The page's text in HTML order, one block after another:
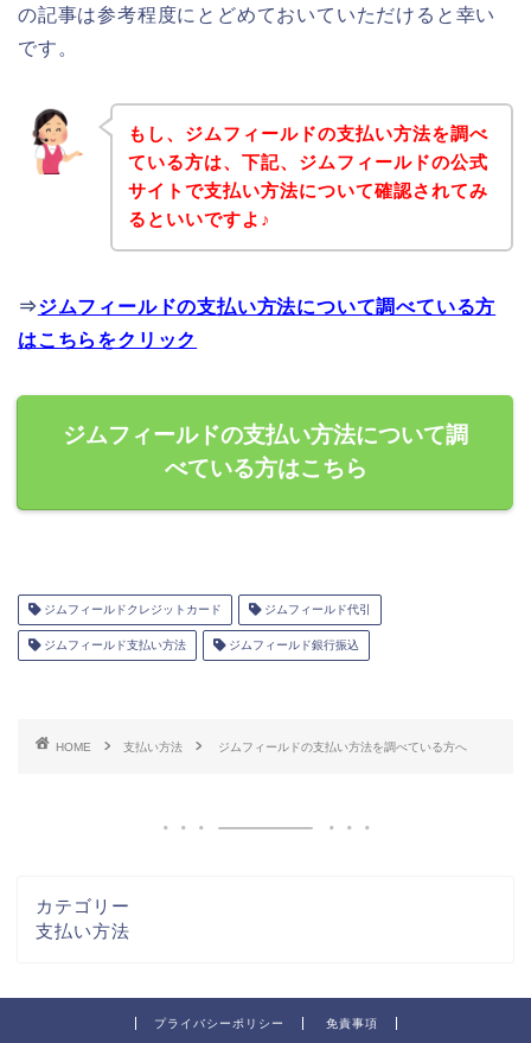
の記事は参考程度にとどめておいていただけると幸い
です。
もし、ジムフィールドの支払い方法を調べ
ている方は、下記、ジムフィールドの公式
サイトで支払い方法について確認されてみ
るといいですよ♪
⇒ジムフィールドの支払い方法について調べている方
はこちらをクリック
ジムフィールドの支払い方法について調
べている方はこちら
ジムフィールドクレジットカード ジムフィールド代引
ジムフィールド支払い方法 ジムフィールド銀行振込
HOME 支払い方法 ジムフィールドの支払い方法を調べている方へ
カテゴリー
支払い方法
プライバシーポリシー 免責事項